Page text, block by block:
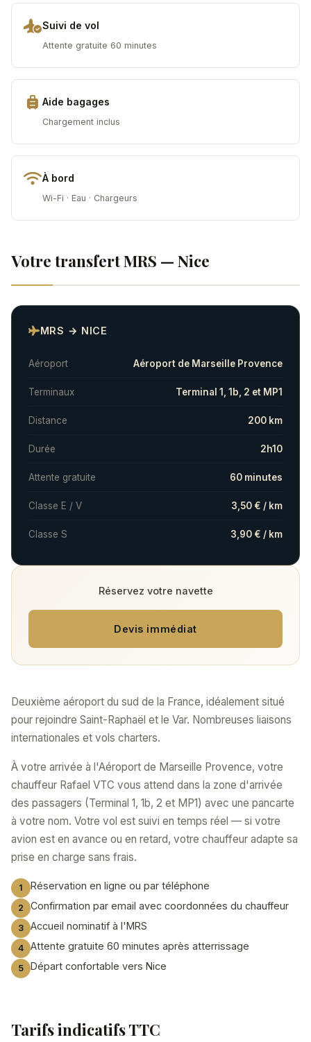
Suivi de vol
Attente gratuite 60 minutes
Aide bagages
Chargement inclus
À bord
Wi-Fi · Eau · Chargeurs
Votre transfert MRS — Nice
Deuxième aéroport du sud de la France, idéalement situé
pour rejoindre Saint-Raphaël et le Var. Nombreuses liaisons
internationales et vols charters.
À votre arrivée à l'Aéroport de Marseille Provence, votre
chauffeur Rafael VTC vous attend dans la zone d'arrivée
des passagers (Terminal 1, 1b, 2 et MP1) avec une pancarte
à votre nom. Votre vol est suivi en temps réel — si votre
avion est en avance ou en retard, votre chauffeur adapte sa
prise en charge sans frais.
Réservation en ligne ou par téléphone
Confirmation par email avec coordonnées du chauffeur
Accueil nominatif à l'MRS
Attente gratuite 60 minutes après atterrissage
Départ confortable vers Nice
MRS → NICE
Aéroport Aéroport de Marseille Provence
Terminaux Terminal 1, 1b, 2 et MP1
Distance 200 km
Durée 2h10
Attente gratuite 60 minutes
Classe E / V 3,50 € / km
Classe S 3,90 € / km
Réservez votre navette
Devis immédiat
Tarifs indicatifs TTC